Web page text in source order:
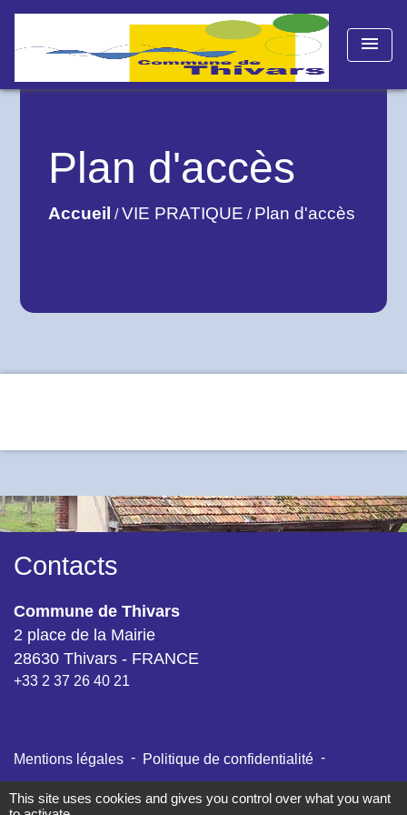
menu
Plan d'accès
Accueil /VIE PRATIQUE / Plan d'accès
Contacts
Commune de Thivars
2 place de la Mairie
28630 Thivars - FRANCE
+33 2 37 26 40 21
Mentions légales - Politique de confidentialité -
Accessibilité - Plan du site - Gestion des cookies
This site uses cookies and gives you control over what you want